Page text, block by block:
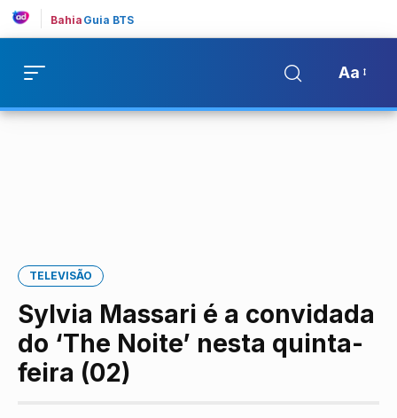
Bahia Guia BTS
Aa
TELEVISÃO
Sylvia Massari é a convidada
do ‘The Noite’ nesta quinta-
feira (02)